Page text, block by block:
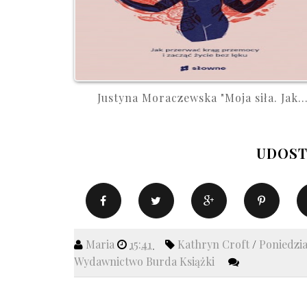
Justyna Moraczewska "Moja siła.
Maria 15:41 Kathryn Croft /
Wydawnictwo Burda Książki